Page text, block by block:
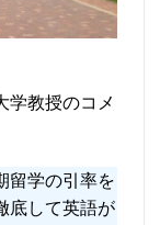
学教授のコメ
留学の引率を
底して英語が